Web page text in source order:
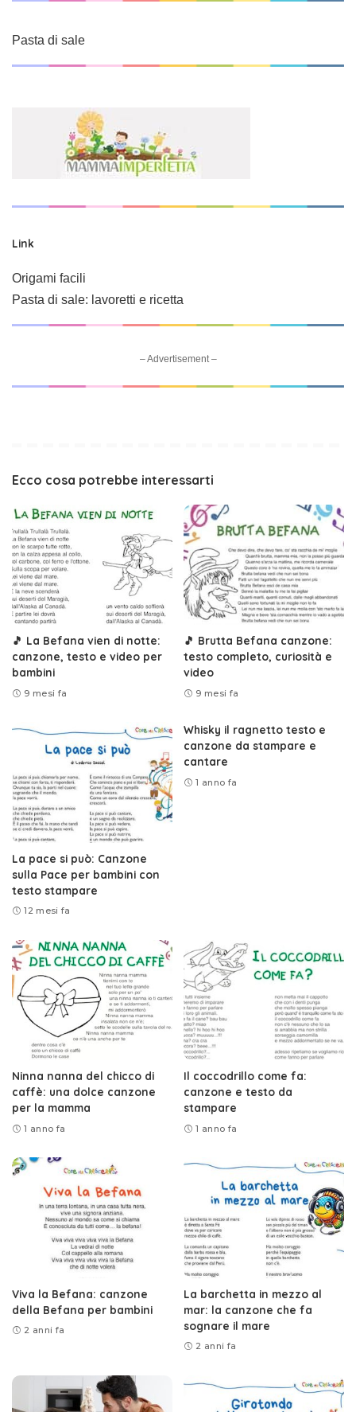
Pasta di sale
Link
Origami facili
Pasta di sale: lavoretti e ricetta
– Advertisement –
Ecco cosa potrebbe interessarti
🎵 La Befana vien di notte:
canzone, testo e video per
bambini
9 mesi fa
🎵 Brutta Befana canzone:
testo completo, curiosità e
video
9 mesi fa
La pace si può: Canzone
sulla Pace per bambini con
testo stampare
12 mesi fa
Whisky il ragnetto testo e
canzone da stampare e
cantare
1 anno fa
Ninna nanna del chicco di
caffè: una dolce canzone
per la mamma
1 anno fa
Il coccodrillo come fa:
canzone e testo da
stampare
1 anno fa
Viva la Befana: canzone
della Befana per bambini
2 anni fa
La barchetta in mezzo al
mar: la canzone che fa
sognare il mare
2 anni fa